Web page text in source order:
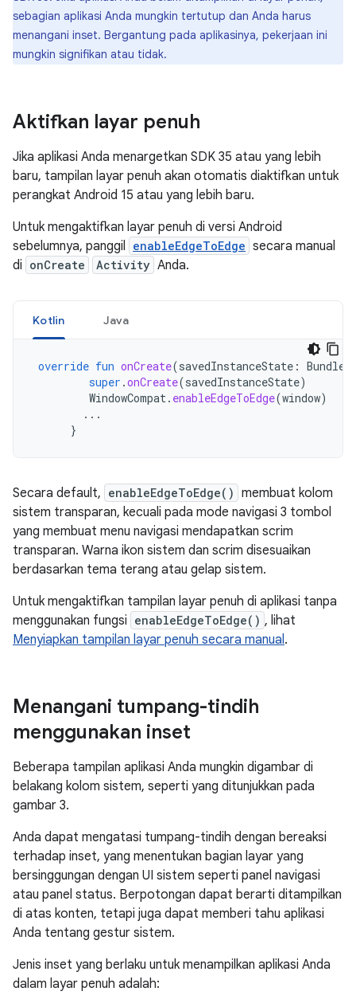
sebagian aplikasi Anda mungkin tertutup dan Anda harus
menangani inset. Bergantung pada aplikasinya, pekerjaan ini
mungkin signifikan atau tidak.
Aktifkan layar penuh
Jika aplikasi Anda menargetkan SDK 35 atau yang lebih
baru, tampilan layar penuh akan otomatis diaktifkan untuk
perangkat Android 15 atau yang lebih baru.
Untuk mengaktifkan layar penuh di versi Android
sebelumnya, panggil
enableEdgeToEdge secara manual
di onCreate Activity Anda.
Kotlin Java
override fun onCreate(savedInstanceState :
super .onCreate(savedInstanceState)
WindowCompat . enableEdgeToEdge(window)
...
}
Secara default, enableEdgeToEdge() membuat kolom
sistem transparan, kecuali pada mode navigasi 3 tombol
yang membuat menu navigasi mendapatkan scrim
transparan. Warna ikon sistem dan scrim disesuaikan
berdasarkan tema terang atau gelap sistem.
Untuk mengaktifkan tampilan layar penuh di aplikasi tanpa
menggunakan fungsi enableEdgeToEdge() , lihat
Menyiapkan tampilan layar penuh secara manual .
Menangani tumpang-tindih
menggunakan inset
Beberapa tampilan aplikasi Anda mungkin digambar di
belakang kolom sistem, seperti yang ditunjukkan pada
gambar 3.
Anda dapat mengatasi tumpang-tindih dengan bereaksi
terhadap inset, yang menentukan bagian layar yang
bersinggungan dengan UI sistem seperti panel navigasi
atau panel status. Berpotongan dapat berarti ditampilkan
di atas konten, tetapi juga dapat memberi tahu aplikasi
Anda tentang gestur sistem.
Jenis inset yang berlaku untuk menampilkan aplikasi Anda
dalam layar penuh adalah: